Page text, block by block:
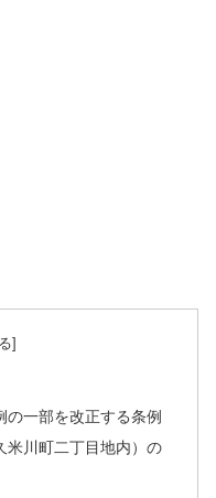
一部を改正する条例
米川町二丁目地内）の